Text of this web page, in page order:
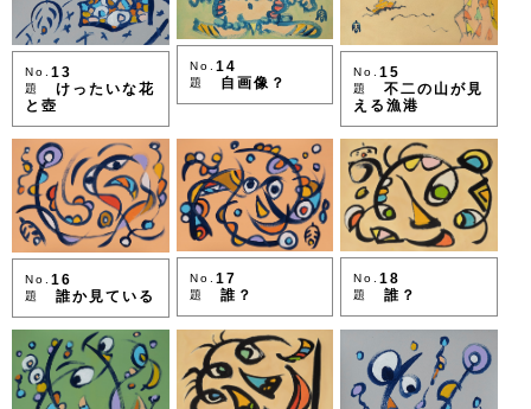
No. 13
題
けったいな花
と壺
No. 14
題 自画像？
No.15
題
不二の山が見
える漁港
No. 16
題 誰か見ている
No. 17
題 誰？
No.18
題 誰？